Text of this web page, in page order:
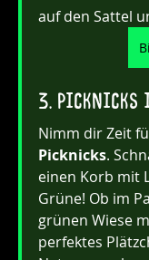
auf den Sattel
3. Picknicks
Nimm dir Zeit
Picknicks.
einen Korb mit
Grüne! Ob im
grünen Wiese
perfektes